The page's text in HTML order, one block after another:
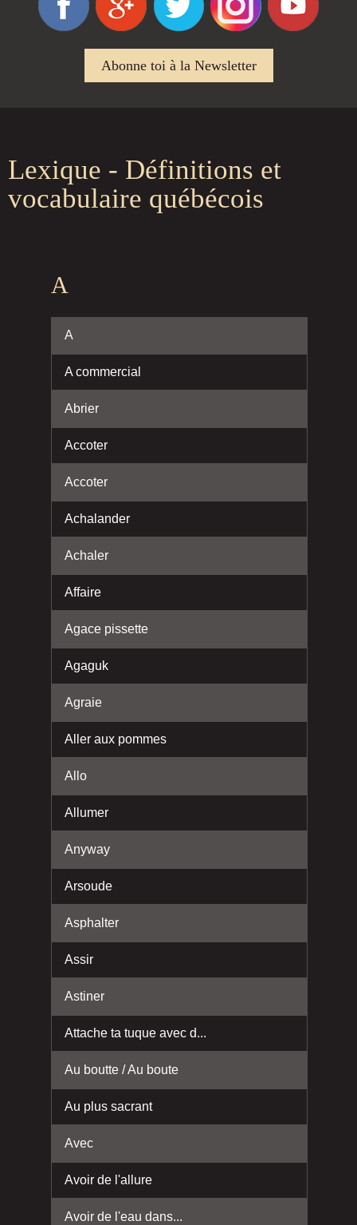
Abonne toi à la Newsletter
Lexique - Définitions et
vocabulaire québécois
A
A
A commercial
Abrier
Accoter
Accoter
Achalander
Achaler
Affaire
Agace pissette
Agaguk
Agraie
Aller aux pommes
Allo
Allumer
Anyway
Arsoude
Asphalter
Assir
Astiner
Attache ta tuque avec d...
Au boutte / Au boute
Au plus sacrant
Avec
Avoir de l'allure
Avoir de l'eau dans...